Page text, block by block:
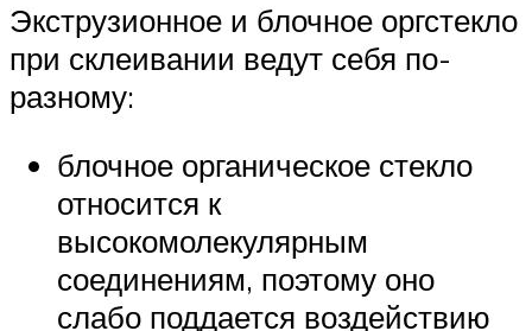
Экструзионное и блочное оргстекло
при склеивании ведут себя по-
разному:
блочное органическое стекло
относится к
высокомолекулярным
соединениям, поэтому оно
слабо поддается воздействию